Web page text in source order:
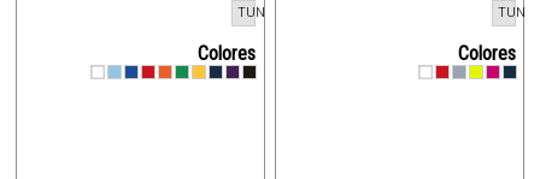
TUN
Colores
TUN
Colores